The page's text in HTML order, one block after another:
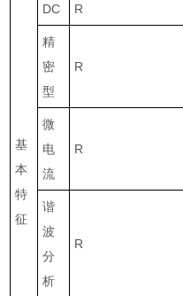
基
本
特
征
DC R
精
密
型
R
微
电
流
R
谐
波
分
析
R